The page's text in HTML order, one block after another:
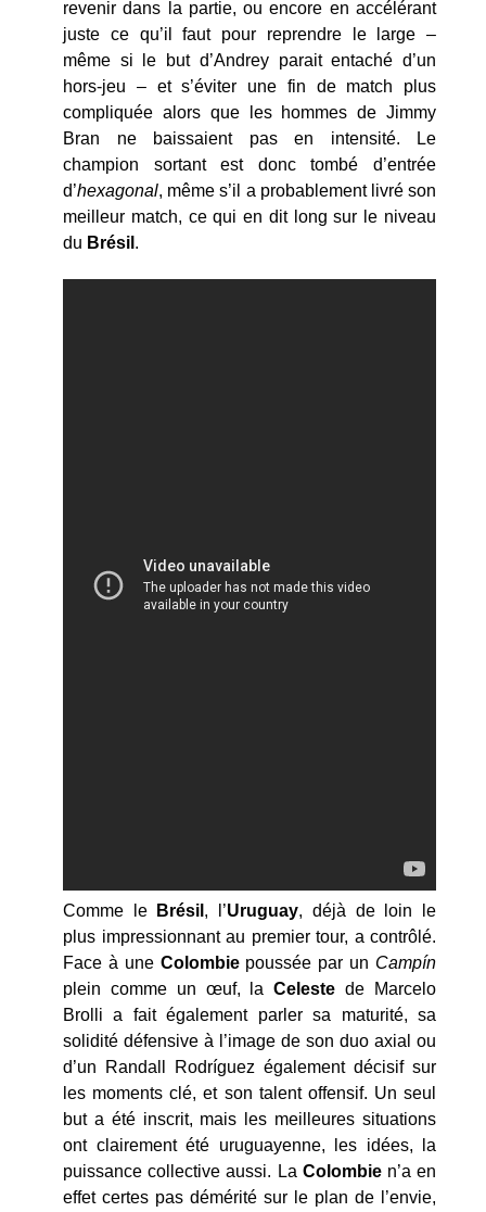
revenir dans la partie, ou encore en accélérant
juste ce qu’il faut pour reprendre le large –
même si le but d’Andrey parait entaché d’un
hors-jeu – et s’éviter une fin de match plus
compliquée alors que les hommes de Jimmy
Bran ne baissaient pas en intensité. Le
champion sortant est donc tombé d’entrée
d’hexagonal, même s’il a probablement livré son
meilleur match, ce qui en dit long sur le niveau
du Brésil .
Comme le Brésil , l’Uruguay, déjà de loin le
plus impressionnant au premier tour, a contrôlé.
Face à une Colombiepoussée par un Campín
plein comme un œuf, laCeleste de Marcelo
Brolli a fait également parler sa maturité, sa
solidité défensive à l’image de son duo axial ou
d’un Randall Rodríguez également décisif sur
les moments clé, et son talent offensif. Un seul
but a été inscrit, mais les meilleures situations
ont clairement été uruguayenne, les idées, la
puissance collective aussi. La Colombien’a en
effet certes pas démérité sur le plan de l’envie,